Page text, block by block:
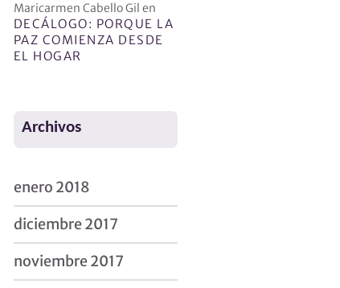
Maricarmen Cabello Gil en
DECÁLOGO: PORQUE LA
PAZ COMIENZA DESDE
EL HOGAR
Archivos
enero 2018
diciembre 2017
noviembre 2017